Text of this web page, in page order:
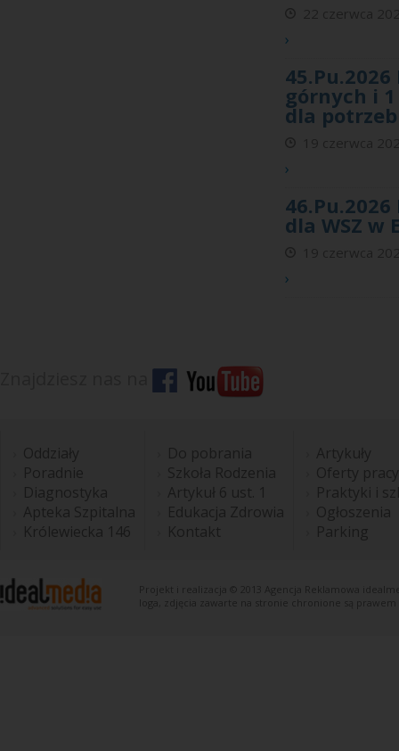
›
górnych i
dla potrzeb
›
dla WSZ w
›
Oddziały
Poradnie
Diagnostyka
Apteka Szpitalna
Królewiecka 146
Do pobrania
Szkoła Rodzenia
Artykuł 6 ust. 1
Edukacja Zdrowia
Kontakt
Artykuły
Oferty
Praktyki i
Ogłoszenia
Parking
Projekt i realizacja © 2013 Agencja Reklamowa
loga, zdjęcia zawarte na stronie chronione są